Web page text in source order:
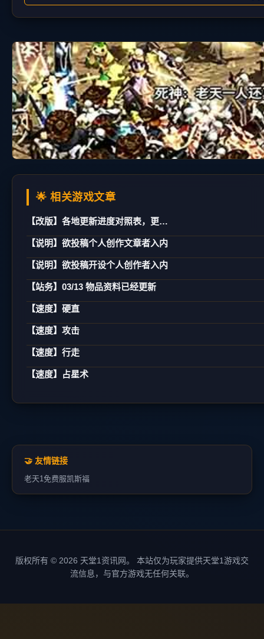
🌟 相关游戏文章
【改版】各地更新进度对照表，更新日期：02/21
【说明】欲投稿个人创作文章者入内
【说明】欲投稿开设个人创作者入内
【站务】03/13 物品资料已经更新
【速度】硬直
【速度】攻击
【速度】行走
【速度】占星术
🤝 友情链接
老天1免费服凯斯福
版权所有 © 2026 天堂1资讯网。 本站仅为玩家提供天堂1游戏交
流信息，与官方游戏无任何关联。